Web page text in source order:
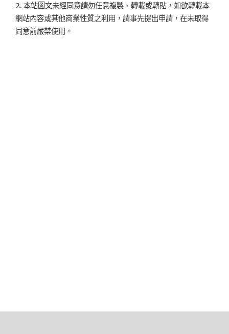
2. 本站圖文未經同意請勿任意複製、轉載或轉貼，如欲轉載本
網站內容或其他商業性質之利用，請事先提出申請，在未取得
同意前嚴禁使用。